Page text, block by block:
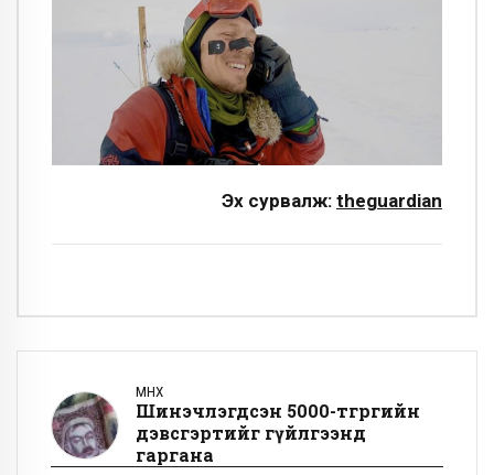
Эх сурвалж: theguardian
ӨМНӨХ
Шинэчлэгдсэн 5000-төгрөгийн
дэвсгэртийг гүйлгээнд
гаргана